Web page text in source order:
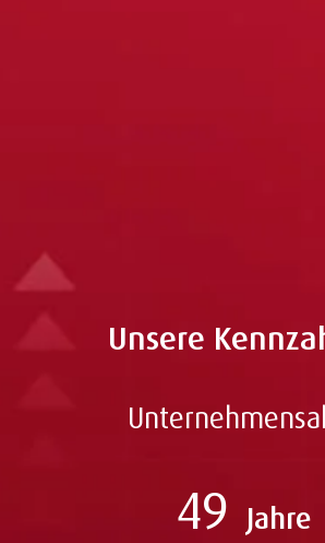
Unsere
49 Jahre